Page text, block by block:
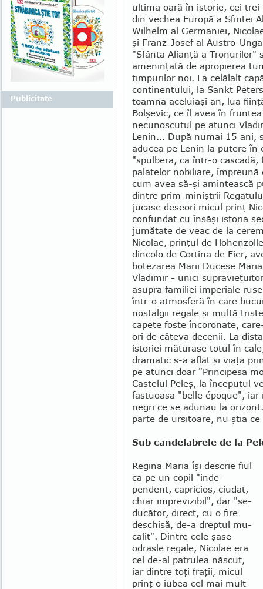
ultima oară în istorie, cei trei
din vechea Europă a Sfintei
Wilhelm al Germaniei,
şi Franz-Josef al Austro-
"Sfânta Alianţă a Tronurilor"
ame­ninţată de apropierea
timpurilor noi. La celălalt
continentului, la Sankt
toamna aceluiaşi an, lua
Bolşe­vic, ce îl avea în
necunoscutul pe atunci
Lenin... După numai 15 ani,
aducea pe Lenin la putere
"spulbera, ca într-o
palatelor nobi­liare,
cum avea să-şi amintească
dintre prim-miniştrii
jucase deseori micul prinţ
confundat cu însăşi istoria
jumătate de veac de la
Nicolae, prinţul de
dincolo de Cortina de Fier,
botezarea Marii Ducese
Vladimir - unici
asupra familiei impe­riale
într-o atmosferă în care
nostalgii regale şi multă
capete foste încoronate,
ori de câteva de­cenii. La
istoriei măturase to­tul în
dramatic s-a aflat şi viaţa
pe atunci doar "Principesa
Cas­telul Peleş, la înce­putul
fas­tuoasa "belle époque",
negri ce se adunau la
parte de ursitoare, nu ştia
Sub candelabrele de la
Regina Maria îşi descrie fiul
ca pe un copil "inde­
pendent, capricios, ciudat,
chiar imprevizibil", dar "se­
ducător, direct, cu o fire
deschi­să, de-a dreptul mu­
calit". Dintre cele şase
odrasle regale, Nicolae era
cel de-al patrulea născut,
iar dintre toţi fraţii, micul
prinţ o iubea cel mai mult
Publicitate